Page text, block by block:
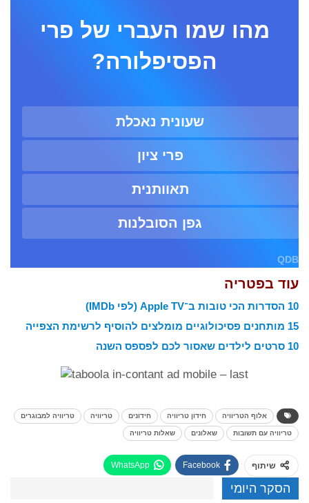
מהו שמו העברי של פרי
הפסיפלורה?
שעונית נאכלת
פרי ציון
תאוותנית
גפן הסובלנות
QDB
עוד בפטריה
10 הסדרות הכי טובות ב־Apple TV (לפי IMDb)
15 מותחנים פסיכולוגיים מומלצים להוסיף לרשימת הצפייה
10 סרטים לילדים שאסור לכם לפספס השנה
אלוף הטריוויה חידון טריוויה חידונים טריוויה טריוויה למבוגרים
טריוויה עם תשובות שאלונים שאלות טריוויה
שיתוף Facebook
WhatsApp
הסקר היומי